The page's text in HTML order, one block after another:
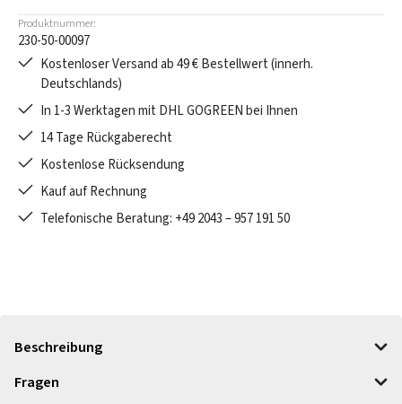
Produktnummer:
230-50-00097
Kostenloser Versand ab 49 € Bestellwert (innerh.
Deutschlands)
In 1-3 Werktagen mit DHL GOGREEN bei Ihnen
14 Tage Rückgaberecht
Kostenlose Rücksendung
Kauf auf Rechnung
Telefonische Beratung: +49 2043 – 957 191 50
Beschreibung
Fragen